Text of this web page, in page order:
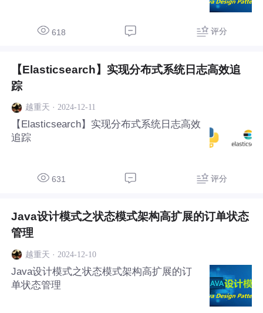
618 评分
【Elasticsearch】实现分布式系统日志高效追
踪
越重天 · 2024-12-11
【Elasticsearch】实现分布式系统日志高效
追踪
631 评分
Java设计模式之状态模式架构高扩展的订单状态
管理
越重天 · 2024-12-10
Java设计模式之状态模式架构高扩展的订
单状态管理